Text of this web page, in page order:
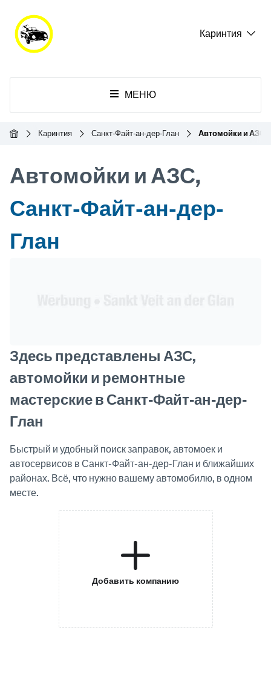
Каринтия
МЕНЮ
ГлавнаяКаринтия Санкт-Файт-ан-дер-Глан Автомойки и АЗС
Автомойки и АЗС,
Санкт-Файт-ан-дер-
Глан
Здесь представлены АЗС,
автомойки и ремонтные
мастерские в Санкт-Файт-ан-дер-
Глан
Быстрый и удобный поиск заправок, автомоек и
автосервисов в Санкт-Файт-ан-дер-Глан и ближайших
районах. Всё, что нужно вашему автомобилю, в одном
месте.
Добавить компанию